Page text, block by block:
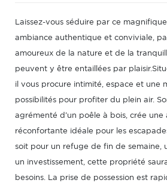
Laissez-vous séduire par ce
ambiance authentique et conviviale,
amoureux de la nature et de la
peuvent y être entaillées par
il vous procure intimité, espace et une
possibilités pour profiter du plein air.
agrémenté d'un poêle à bois, crée une
réconfortante idéale pour les
soit pour un refuge de fin de semaine,
un investissement, cette propriété
besoins. La prise de possession est